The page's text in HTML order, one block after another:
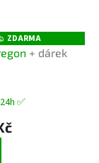
Z
D
A
ZDARMA
+ dárek
✅